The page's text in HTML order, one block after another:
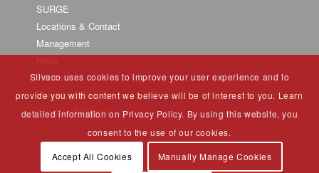
SURGE
Locations & Contact
Management
Partners
University Program
Investor Relations
Silvaco uses cookies to improve your user experience and to
provide you with content we believe will be of interest to you. Learn
detailed information on Privacy Policy. By using this website, you
consent to the use of our cookies.
Accept All Cookies Manually Manage Cookies